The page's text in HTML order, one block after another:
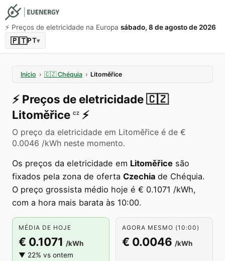
⚡️ Preços de eletricidade na Europa sábado, 8 de agosto de 2026
🇵🇹PT▾
Início › 🇨🇿 Chéquia › Litoměřice
⚡️ Preços de eletricidade🇨🇿
Litoměřice CZ ⚡️
O preço da eletricidade em Litoměřice é de €
0.0046 /kWh neste momento.
Os preços da eletricidade em Litoměřice são
fixados pela zona de oferta Czechia de Chéquia.
O preço grossista médio hoje é € 0.1071 /kWh,
com a hora mais barata às 10:00.
MÉDIA DE HOJE
€ 0.1071 /kWh
▼ 22% vs ontem
AGORA MESMO (10:00)
€ 0.0046 /kWh